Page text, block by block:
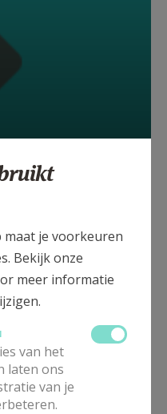
je voorkeuren
Bekijk onze
meer informatie
van het
laten ons
van je